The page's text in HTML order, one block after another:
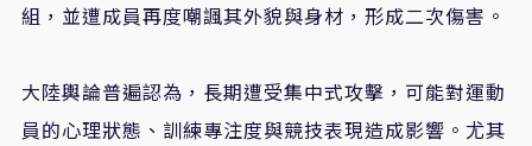
組，並遭成員再度嘲諷其外貌與身材，形成二次傷害。
大陸輿論普遍認為，長期遭受集中式攻擊，可能對運動
員的心理狀態、訓練專注度與競技表現造成影響。尤其